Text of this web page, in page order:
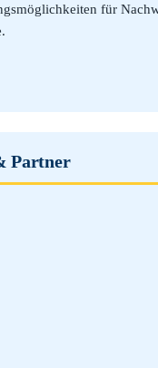
für
Partner